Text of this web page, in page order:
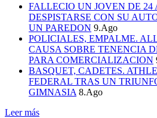
FALLECIO UN JOVEN DE 24
DESPISTARSE CON SU
UN PAREDON 9.Ago
POLICIALES, EMPALME.
CAUSA SOBRE TENENCIA
PARA COMERCIALIZACION
BASQUET, CADETES.
FEDERAL TRAS UN
GIMNASIA 8.Ago
Leer más